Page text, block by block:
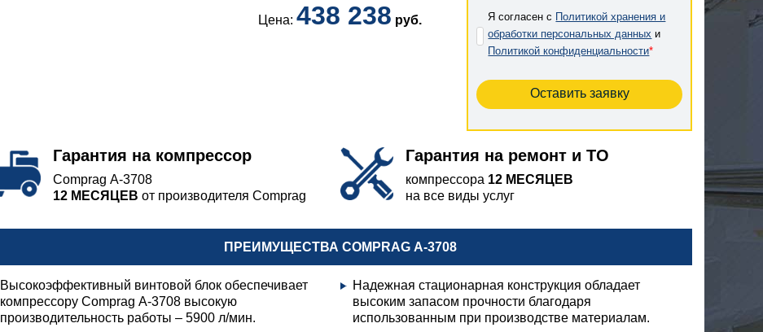
Цена: 438 238 руб. Я согласен с Политикой хранения и
обработки персональных данных и
Политикой конфиденциальности*
Гарантия на компрессор
Comprag А-3708
12 МЕСЯЦЕВ от производителя Comprag
Гарантия на ремонт и ТО
компрессора 12 МЕСЯЦЕВ
на все виды услуг
ПРЕИМУЩЕСТВА COMPRAG А-3708
Высокоэффективный винтовой блок обеспечивает
компрессору Comprag А-3708 высокую
производительность работы – 5900 л/мин.
Надежная стационарная конструкция обладает
высоким запасом прочности благодаря
использованным при производстве материалам.